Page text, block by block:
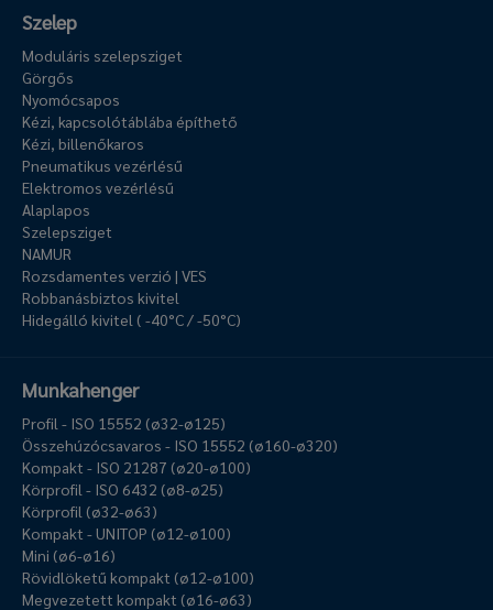
Szelep
Moduláris szelepsziget
Görgős
Nyomócsapos
Kézi, kapcsolótáblába építhető
Kézi, billenőkaros
Pneumatikus vezérlésű
Elektromos vezérlésű
Alaplapos
Szelepsziget
NAMUR
Rozsdamentes verzió | VES
Robbanásbiztos kivitel
Hidegálló kivitel ( -40°C / -50°C)
Munkahenger
Profil - ISO 15552 (ø32-ø125)
Összehúzócsavaros - ISO 15552 (ø160-ø320)
Kompakt - ISO 21287 (ø20-ø100)
Körprofil - ISO 6432 (ø8-ø25)
Körprofil (ø32-ø63)
Kompakt - UNITOP (ø12-ø100)
Mini (ø6-ø16)
Rövidlöketű kompakt (ø12-ø100)
Megvezetett kompakt (ø16-ø63)